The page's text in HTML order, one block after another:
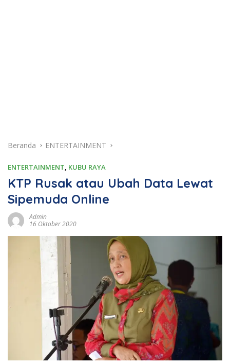
Beranda ENTERTAINMENT
ENTERTAINMENT, KUBU RAYA
KTP Rusak atau Ubah Data Lewat
Sipemuda Online
Admin
16 Oktober 2020